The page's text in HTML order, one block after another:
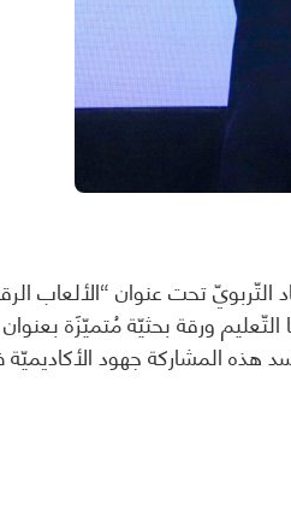
تحت عنوان “الألعاب
ورقة بحثيّة مُتميّزَة بعنوان
المشاركة جهود الأكاديميّة